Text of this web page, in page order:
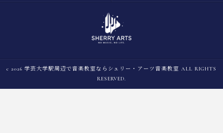
c 2026 学芸大学駅周辺で音楽教室ならシェリー・アーツ音楽教室 ALL RIGHTS
RESERVED.